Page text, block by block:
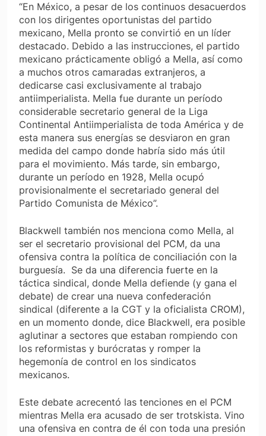
“En México, a pesar de los continuos desacuerdos
con los dirigentes oportunistas del partido
mexicano, Mella pronto se convirtió en un líder
destacado. Debido a las instrucciones, el partido
mexicano prácticamente obligó a Mella, así como
a muchos otros camaradas extranjeros, a
dedicarse casi exclusivamente al trabajo
antiimperialista. Mella fue durante un período
considerable secretario general de la Liga
Continental Antiimperialista de toda América y de
esta manera sus energías se desviaron en gran
medida del campo donde habría sido más útil
para el movimiento. Más tarde, sin embargo,
durante un período en 1928, Mella ocupó
provisionalmente el secretariado general del
Partido Comunista de México”.
Blackwell también nos menciona como Mella, al
ser el secretario provisional del PCM, da una
ofensiva contra la política de conciliación con la
burguesía. Se da una diferencia fuerte en la
táctica sindical, donde Mella defiende (y gana el
debate) de crear una nueva confederación
sindical (diferente a la CGT y la oficialista CROM),
en un momento donde, dice Blackwell, era posible
aglutinar a sectores que estaban rompiendo con
los reformistas y burócratas y romper la
hegemonía de control en los sindicatos
mexicanos.
Este debate acrecentó las tenciones en el PCM
mientras Mella era acusado de ser trotskista. Vino
una ofensiva en contra de él con toda una presión